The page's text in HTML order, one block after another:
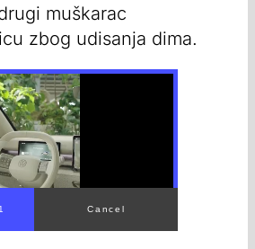
muškarac
zbog udisanja dima.